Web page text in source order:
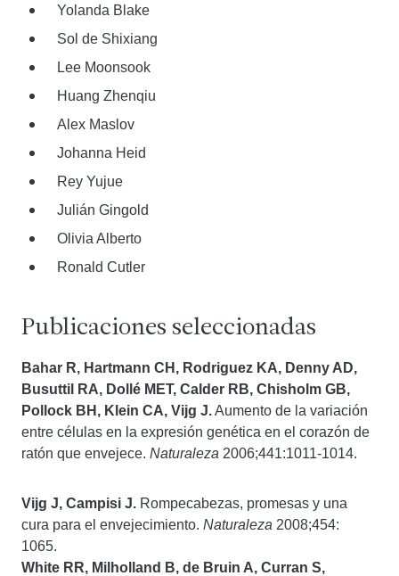
Yolanda Blake
Sol de Shixiang
Lee Moonsook
Huang Zhenqiu
Alex Maslov
Johanna Heid
Rey Yujue
Julián Gingold
Olivia Alberto
Ronald Cutler
Publicaciones seleccionadas
Bahar R, Hartmann CH, Rodriguez KA, Denny AD,
Busuttil RA, Dollé MET, Calder RB, Chisholm GB,
Pollock BH, Klein CA, Vijg J.Aumento de la variación
entre células en la expresión genética en el corazón de
ratón que envejece. Naturaleza 2006;441:1011-1014.
Vijg J, Campisi J. Rompecabezas, promesas y una
cura para el envejecimiento. Naturaleza 2008;454:
1065.
White RR, Milholland B, de Bruin A, Curran S,